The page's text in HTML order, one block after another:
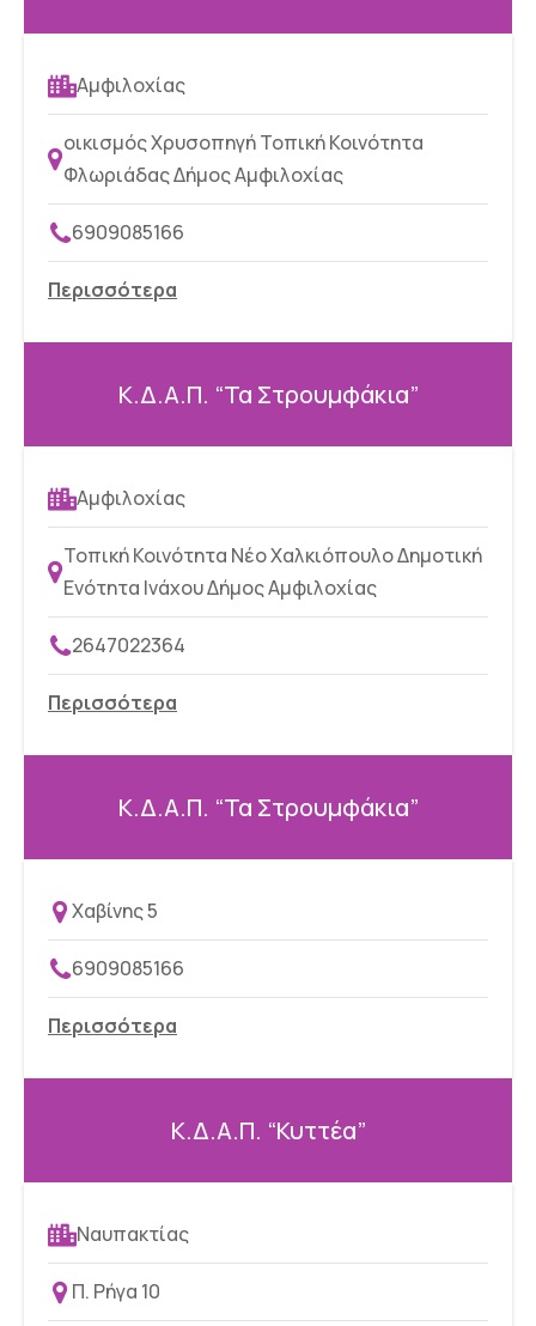
Αμφιλοχίας
οικισμός Χρυσοπηγή Τοπική Κοινότητα
Φλωριάδας Δήμος Αμφιλοχίας
6909085166
Περισσότερα
Κ.Δ.Α.Π. “Τα Στρουμφάκια”
Αμφιλοχίας
Τοπική Κοινότητα Νέο Χαλκιόπουλο Δημοτική
Ενότητα Ινάχου Δήμος Αμφιλοχίας
2647022364
Περισσότερα
Κ.Δ.Α.Π. “Τα Στρουμφάκια”
Χαβίνης 5
6909085166
Περισσότερα
Κ.Δ.Α.Π. “Κυττέα”
Ναυπακτίας
Π. Ρήγα 10